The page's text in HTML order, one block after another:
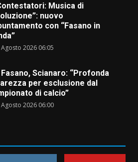
Musica di
nuovo
con “Fasano in
2026 06:05
Fasano, Scianaro: “Profonda
per esclusione dal
di calcio”
2026 06:00
ferito a colpi di arma